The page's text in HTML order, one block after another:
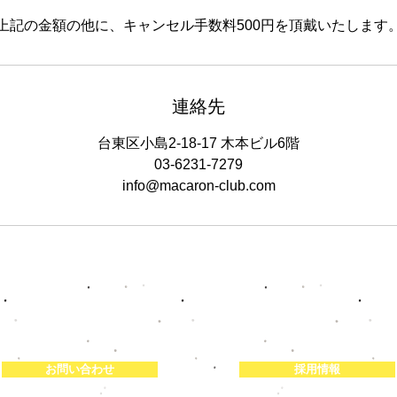
記の金額の他に、キャンセル手数料500円を頂戴いたします。
連絡先
台東区小島2-18-17 木本ビル6階
03-6231-7279
info@macaron-club.com
お問い合わせ 採用情報